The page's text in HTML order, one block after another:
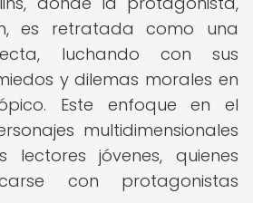
es retratada como una
luchando con sus
y dilemas morales en
Este enfoque en el
multidimensionales
lectores jóvenes, quienes
con protagonistas